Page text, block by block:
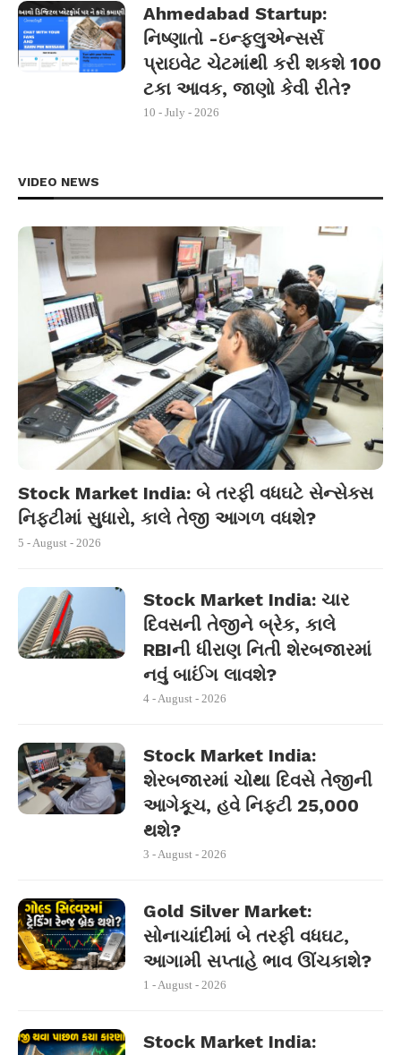
Ahmedabad Startup:
નિષ્ણાતો -ઇન્ફ્લુએન્સર્સ
પ્રાઇવેટ ચેટમાંથી કરી શકશે 100
ટકા આવક, જાણો કેવી રીતે?
10 - July - 2026
VIDEO NEWS
Stock Market India: બે તરફી વધઘટે સેન્સેક્સ
નિફ્ટીમાં સુધારો, કાલે તેજી આગળ વધશે?
5 - August - 2026
Stock Market India: ચાર
દિવસની તેજીને બ્રેક, કાલે
RBIની ધીરાણ નિતી શેરબજારમાં
નવું બાઈંગ લાવશે?
4 - August - 2026
Stock Market India:
શેરબજારમાં ચોથા દિવસે તેજીની
આગેકૂચ, હવે નિફ્ટી 25,000
થશે?
3 - August - 2026
Gold Silver Market:
સોનાચાંદીમાં બે તરફી વધઘટ,
આગામી સપ્તાહે ભાવ ઊંચકાશે?
1 - August - 2026
Stock Market India: